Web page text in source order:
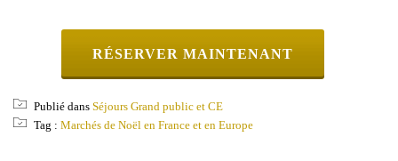
RÉSERVER MAINTENANT
Publié dans Séjours Grand public et CE
Tag : Marchés de Noël en France et en Europe